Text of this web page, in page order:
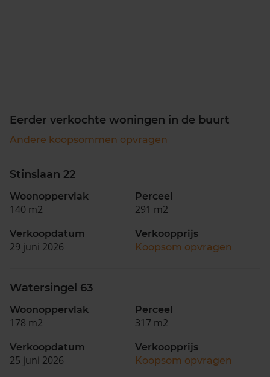
Eerder verkochte woningen in de buurt
Andere koopsommen opvragen
Stinslaan 22
Woonoppervlak
140 m2
Perceel
291 m2
Verkoopdatum
29 juni 2026
Verkoopprijs
Koopsom opvragen
Watersingel 63
Woonoppervlak
178 m2
Perceel
317 m2
Verkoopdatum
25 juni 2026
Verkoopprijs
Koopsom opvragen